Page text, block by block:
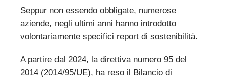
Seppur non essendo obbligate, numerose
aziende, negli ultimi anni hanno introdotto
volontariamente specifici report di sostenibilità.
A partire dal 2024, la direttiva numero 95 del
2014 (2014/95/UE), ha reso il Bilancio di